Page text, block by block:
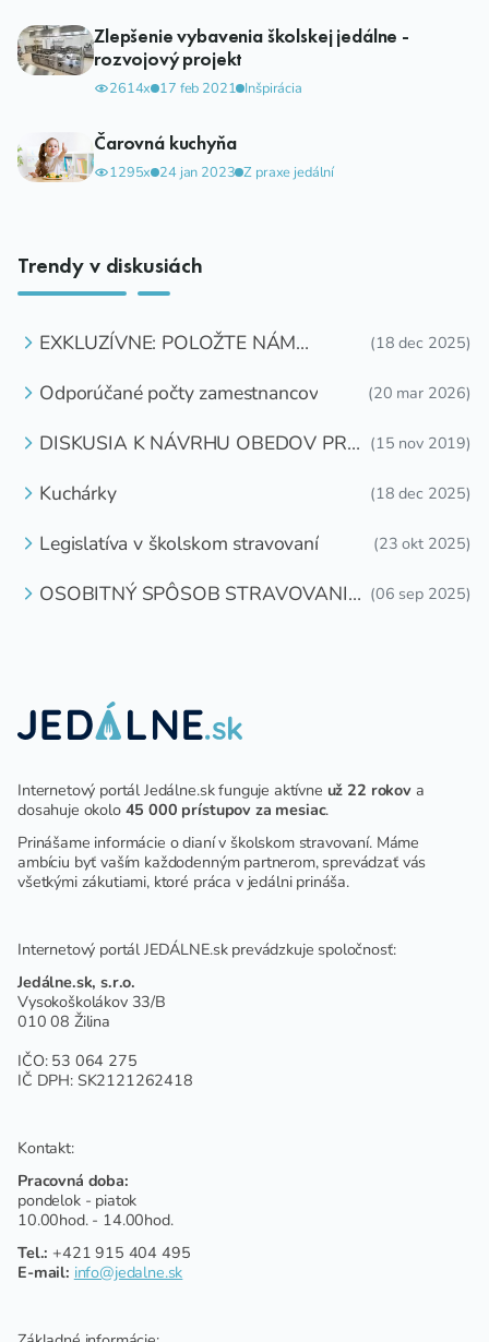
Zlepšenie vybavenia školskej jedálne -
rozvojový projekt
2614x 17 feb 2021 Inšpirácia
Čarovná kuchyňa
1295x 24 jan 2023 Z praxe jedální
Trendy v diskusiách
EXKLUZÍVNE: POLOŽTE NÁM
(18 dec 2025)
Odporúčané počty zamestnancov (20 mar 2026)
DISKUSIA K NÁVRHU OBEDOV PRE
(15 nov 2019)
Kuchárky (18 dec 2025)
Legislatíva v školskom stravovaní (23 okt 2025)
OSOBITNÝ SPÔSOB STRAVOVANIA (06 sep 2025)
Internetový portál Jedálne.sk funguje aktívne už 22 rokova
dosahuje okolo 45 000 prístupov za mesiac.
Prinášame informácie o dianí v školskom stravovaní. Máme
ambíciu byť vaším každodenným partnerom, sprevádzať vás
všetkými zákutiami, ktoré práca v jedálni prináša.
Internetový portál JEDÁLNE.sk prevádzkuje spoločnosť:
Jedálne.sk, s.r.o.
Vysokoškolákov 33/B
010 08 Žilina
IČO: 53 064 275
IČ DPH: SK2121262418
Kontakt:
Pracovná doba:
pondelok - piatok
10.00hod. - 14.00hod.
Tel.: +421 915 404 495
E-mail: info@jedalne.sk